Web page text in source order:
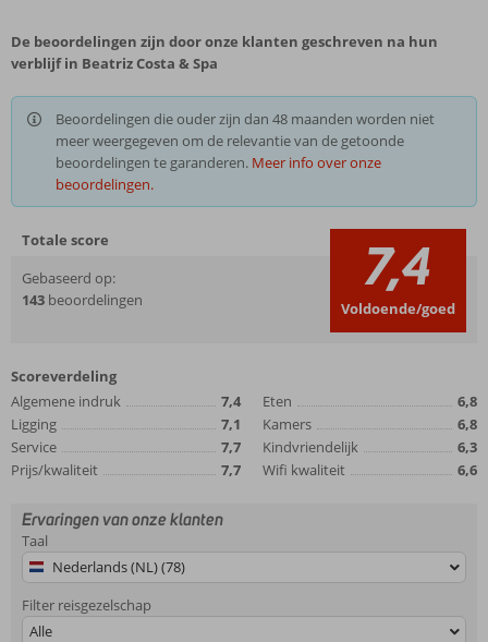
De beoordelingen zijn door onze klanten geschreven na hun
verblijf in Beatriz Costa & Spa
Beoordelingen die ouder zijn dan 48 maanden worden niet
meer weergegeven om de relevantie van de getoonde
beoordelingen te garanderen. Meer info over onze
beoordelingen.
Totale score
Gebaseerd op:
143 beoordelingen 7,4
Voldoende/goed
Scoreverdeling
Algemene indruk
7,4
Ligging
7,1
Service
7,7
Prijs/kwaliteit
7,7
Eten
6,8
Kamers
6,8
Kindvriendelijk
6,3
Wifi kwaliteit
6,6
Ervaringen van onze klanten
Taal
Nederlands (NL) (78)
Filter reisgezelschap
Alle